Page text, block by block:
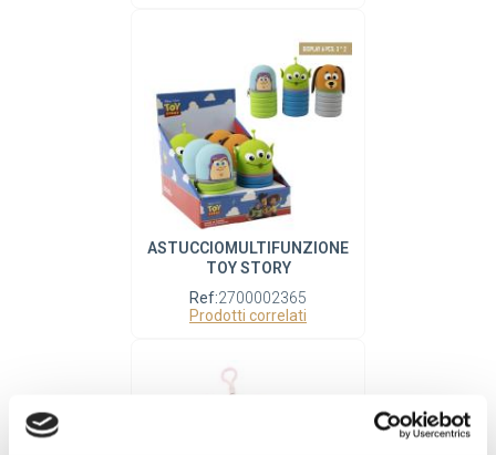
ASTUCCIOMULTIFUNZIONE
TOY STORY
Ref:2700002365
Prodotti correlati